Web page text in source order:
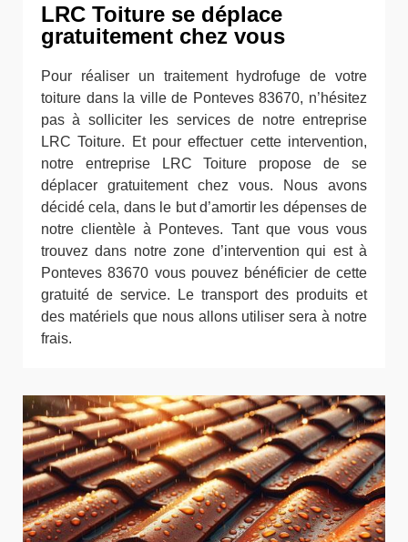
LRC Toiture se déplace
gratuitement chez vous
Pour réaliser un traitement hydrofuge de votre
toiture dans la ville de Ponteves 83670, n’hésitez
pas à solliciter les services de notre entreprise
LRC Toiture. Et pour effectuer cette intervention,
notre entreprise LRC Toiture propose de se
déplacer gratuitement chez vous. Nous avons
décidé cela, dans le but d’amortir les dépenses de
notre clientèle à Ponteves. Tant que vous vous
trouvez dans notre zone d’intervention qui est à
Ponteves 83670 vous pouvez bénéficier de cette
gratuité de service. Le transport des produits et
des matériels que nous allons utiliser sera à notre
frais.